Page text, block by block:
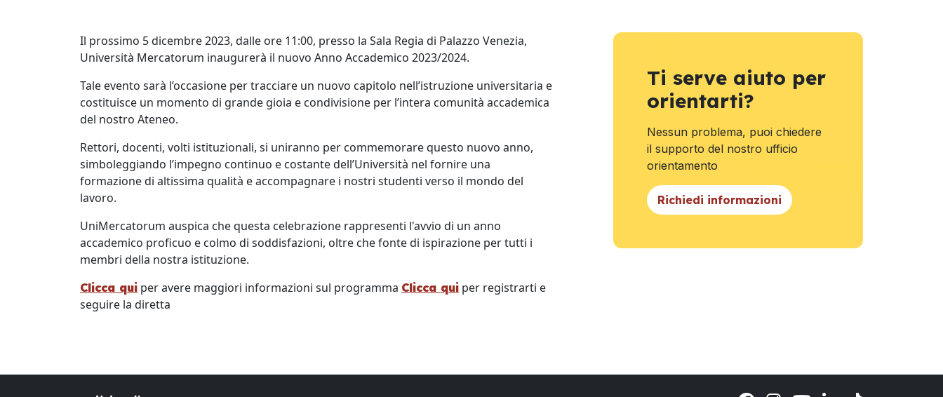
Il prossimo 5 dicembre 2023, dalle ore 11:00, presso la Sala Regia di Palazzo Venezia,
Università Mercatorum inaugurerà il nuovo Anno Accademico 2023/2024.
Tale evento sarà l’occasione per tracciare un nuovo capitolo nell’istruzione universitaria e
costituisce un momento di grande gioia e condivisione per l’intera comunità accademica
del nostro Ateneo.
Rettori, docenti, volti istituzionali, si uniranno per commemorare questo nuovo anno,
simboleggiando l’impegno continuo e costante dell’Università nel fornire una
formazione di altissima qualità e accompagnare i nostri studenti verso il mondo del
lavoro.
UniMercatorum auspica che questa celebrazione rappresenti l'avvio di un anno
accademico proficuo e colmo di soddisfazioni, oltre che fonte di ispirazione per tutti i
membri della nostra istituzione.
Clicca qui per avere maggiori informazioni sul programma Clicca qui per registrarti e
seguire la diretta
Ti serve aiuto per
orientarti?
Nessun problema, puoi chiedere
il supporto del nostro ufficio
orientamento
Richiedi informazioni